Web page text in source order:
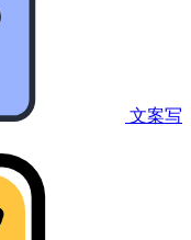
文案写